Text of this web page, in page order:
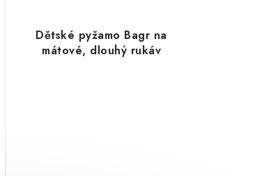
Dětské pyžamo Bagr na
mátové, dlouhý rukáv